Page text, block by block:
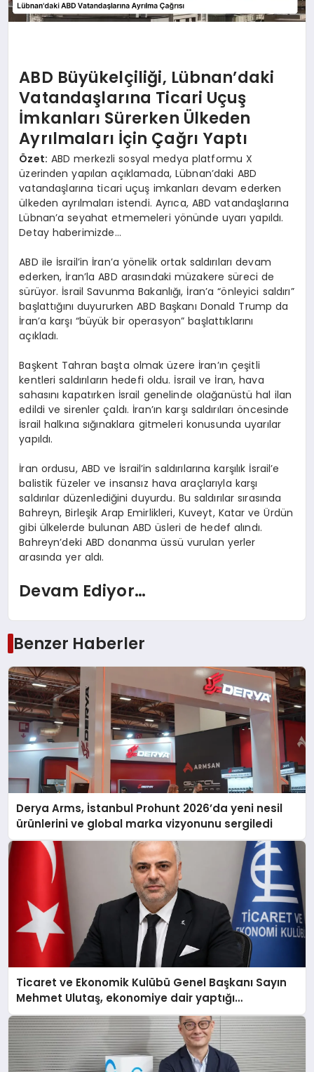
ABD Büyükelçiliği, Lübnan’daki
Vatandaşlarına Ticari Uçuş
İmkanları Sürerken Ülkeden
Ayrılmaları İçin Çağrı Yaptı
Özet: ABD merkezli sosyal medya platformu X
üzerinden yapılan açıklamada, Lübnan’daki ABD
vatandaşlarına ticari uçuş imkanları devam ederken
ülkeden ayrılmaları istendi. Ayrıca, ABD vatandaşlarına
Lübnan’a seyahat etmemeleri yönünde uyarı yapıldı.
Detay haberimizde…
ABD ile İsrail’in İran’a yönelik ortak saldırıları devam
ederken, İran’la ABD arasındaki müzakere süreci de
sürüyor. İsrail Savunma Bakanlığı, İran’a “önleyici saldırı”
başlattığını duyururken ABD Başkanı Donald Trump da
İran’a karşı “büyük bir operasyon” başlattıklarını
açıkladı.
Başkent Tahran başta olmak üzere İran’ın çeşitli
kentleri saldırıların hedefi oldu. İsrail ve İran, hava
sahasını kapatırken İsrail genelinde olağanüstü hal ilan
edildi ve sirenler çaldı. İran’ın karşı saldırıları öncesinde
İsrail halkına sığınaklara gitmeleri konusunda uyarılar
yapıldı.
İran ordusu, ABD ve İsrail’in saldırılarına karşılık İsrail’e
balistik füzeler ve insansız hava araçlarıyla karşı
saldırılar düzenlediğini duyurdu. Bu saldırılar sırasında
Bahreyn, Birleşik Arap Emirlikleri, Kuveyt, Katar ve Ürdün
gibi ülkelerde bulunan ABD üsleri de hedef alındı.
Bahreyn’deki ABD donanma üssü vurulan yerler
arasında yer aldı.
Devam Ediyor…
Benzer Haberler
Derya Arms, İstanbul Prohunt 2026’da yeni nesil
ürünlerini ve global marka vizyonunu sergiledi
Ticaret ve Ekonomik Kulübü Genel Başkanı Sayın
Mehmet Ulutaş, ekonomiye dair yaptığı
açıklamada şunları kaydetti: